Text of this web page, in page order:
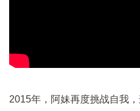
2015年，阿妹再度挑战自我